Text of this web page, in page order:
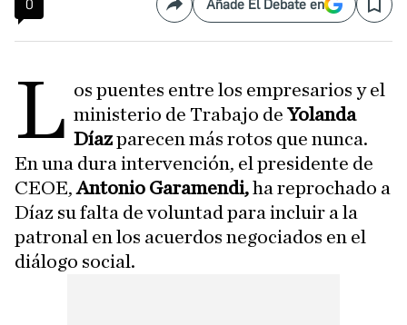
0 CompartirAñade El Debate en Save
L os puentes entre los empresarios y el
ministerio de Trabajo deYolanda
Díazparecen más rotos que nunca.
En una dura intervención, el presidente de
CEOE,Antonio Garamendi,ha reprochado a
Díaz su falta de voluntad para incluir a la
patronal en los acuerdos negociados en el
diálogo social.